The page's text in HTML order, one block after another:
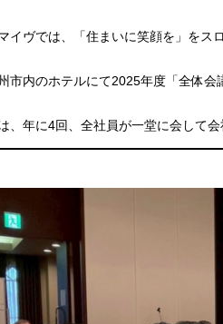
イヴでは、「住まいに笑顔を」をス
市内のホテルにて2025年度「全体会
、年に4回、全社員が一堂に会して